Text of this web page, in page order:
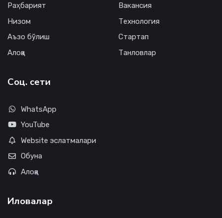
Раҳбарият
Низом
Аъзо бўлиш
Алоқа
Вакансия
Технология
Стартап
Танловлар
Соц. сети
WhatsApp
YouTube
Website эслатмалари
Обуна
Алоқа
Иловалар